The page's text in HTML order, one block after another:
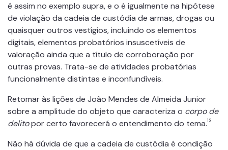
é assim no exemplo supra, e o é igualmente na hipótese
de violação da cadeia de custódia de armas, drogas ou
quaisquer outros vestígios, incluindo os elementos
digitais, elementos probatórios insuscetíveis de
valoração ainda que a título de corroboração por
outras provas. Trata-se de atividades probatórias
funcionalmente distintas e inconfundíveis.
Retomar às lições de João Mendes de Almeida Junior
sobre a amplitude do objeto que caracteriza o corpo de
delitopor certo favorecerá o entendimento do tema.13
Não há dúvida de que a cadeia de custódia é condição